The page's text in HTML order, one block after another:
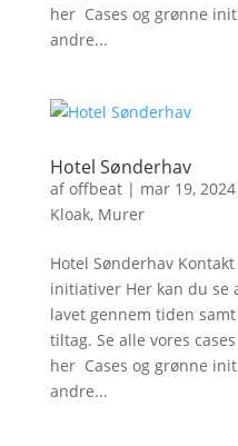
her Cases og grønne
andre...
Hotel Sønderhav
afoffbeat| mar 19, 2024
Kloak, Murer
Hotel Sønderhav
initiativer Her kan du se
lavet gennem tiden
tiltag. Se alle vores
her Cases og grønne
andre...